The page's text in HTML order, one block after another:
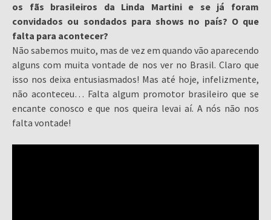
os fãs brasileiros da Linda Martini e se já foram
convidados ou sondados para shows no país? O que
falta para acontecer?
Não sabemos muito, mas de vez em quando vão aparecendo
alguns com muita vontade de nos ver no Brasil. Claro que
isso nos deixa entusiasmados! Mas até hoje, infelizmente,
não aconteceu… Falta algum promotor brasileiro que se
encante conosco e que nos queira levai aí. A nós não nos
falta vontade!